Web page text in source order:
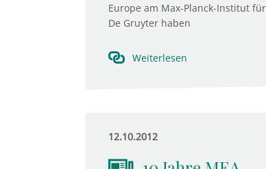
Europe am Max-Planck-Institut
De Gruyter haben
Weiterlesen
12.10.2012